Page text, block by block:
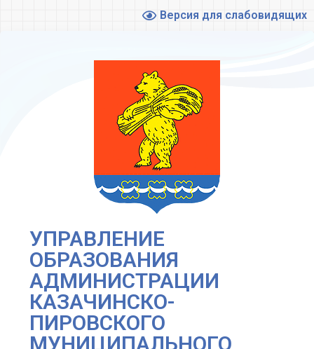
Версия для слабовидящих
УПРАВЛЕНИЕ
ОБРАЗОВАНИЯ
АДМИНИСТРАЦИИ
КАЗАЧИНСКО-
ПИРОВСКОГО
МУНИЦИПАЛЬНОГО